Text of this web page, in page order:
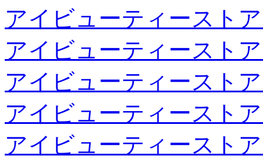
アイビューティースト
アイビューティースト
アイビューティースト
アイビューティースト
アイビューティースト